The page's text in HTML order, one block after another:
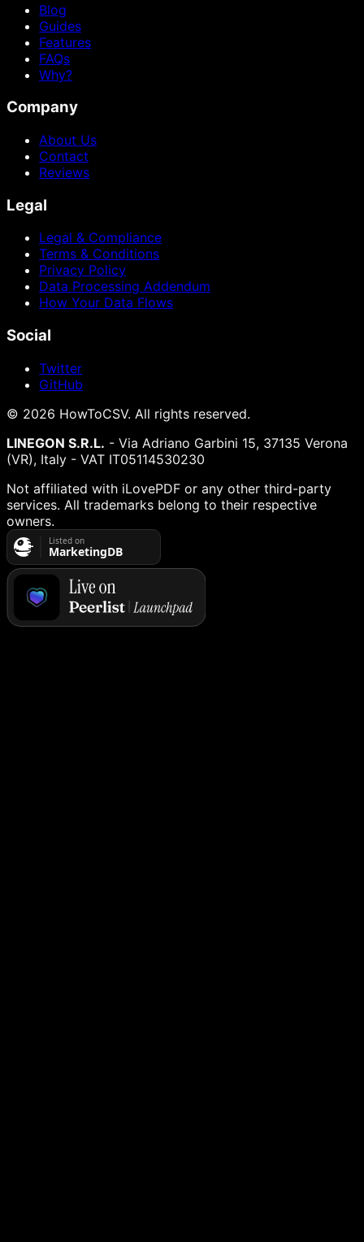
Blog
Guides
Features
FAQs
Why?
Company
About Us
Contact
Reviews
Legal
Legal & Compliance
Terms & Conditions
Privacy Policy
Data Processing Addendum
How Your Data Flows
Social
Twitter
GitHub
© 2026 HowToCSV. All rights reserved.
LINEGON S.R.L. - Via Adriano Garbini 15, 37135 Verona
(VR), Italy - VAT IT05114530230
Not affiliated with iLovePDF or any other third-party
services. All trademarks belong to their respective
owners.